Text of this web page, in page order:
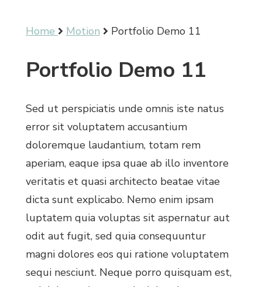
Home Motion Portfolio Demo 11
Portfolio Demo 11
Sed ut perspiciatis unde omnis iste natus
error sit voluptatem accusantium
doloremque laudantium, totam rem
aperiam, eaque ipsa quae ab illo inventore
veritatis et quasi architecto beatae vitae
dicta sunt explicabo. Nemo enim ipsam
luptatem quia voluptas sit aspernatur aut
odit aut fugit, sed quia consequuntur
magni dolores eos qui ratione voluptatem
sequi nesciunt. Neque porro quisquam est,